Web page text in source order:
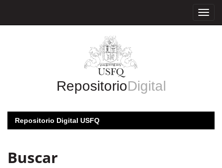
RepositorioDigital
Repositorio Digital USFQ
Buscar